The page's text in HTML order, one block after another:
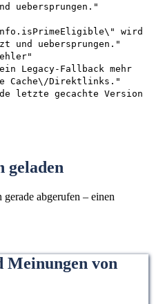
uebersprungen."
wird
und uebersprungen."
Legacy-Fallback mehr
Cache\/Direktlinks."
letzte gecachte Version
geladen
abgerufen – einen
Meinungen von